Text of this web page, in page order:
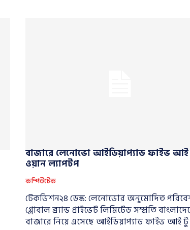
বাজারে লেনোভো আইডিয়াপ্যাড ফাইভ
ওয়ান ল্যাপটপ
কম্পিউটেক
টেকভিশন২৪ ডেস্ক: লেনোভোর অনুমোদিত
গ্লোবাল ব্র্যান্ড প্রাইভেট লিমিটেড সম্প্রতি
বাজারে নিয়ে এসেছে আইডিয়াপ্যাড ফাইভ আই টু